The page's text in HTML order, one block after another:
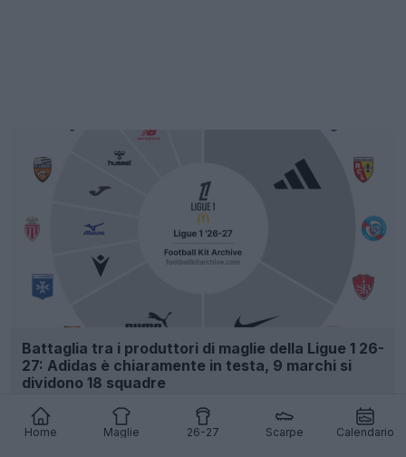
Home Maglie 26-27 Scarpe Calendario
Battaglia tra i produttori di maglie della Ligue 1 26-
27: Adidas è chiaramente in testa, 9 marchi si
dividono 18 squadre